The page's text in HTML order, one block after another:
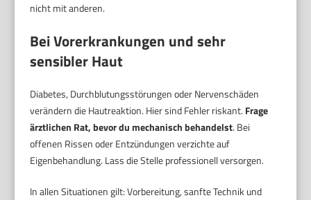
nicht mit anderen.
Bei Vorerkrankungen und sehr
sensibler Haut
Diabetes, Durchblutungsstörungen oder Nervenschäden
verändern die Hautreaktion. Hier sind Fehler riskant. Frage
ärztlichen Rat, bevor du mechanisch behandelst. Bei
offenen Rissen oder Entzündungen verzichte auf
Eigenbehandlung. Lass die Stelle professionell versorgen.
In allen Situationen gilt: Vorbereitung, sanfte Technik und